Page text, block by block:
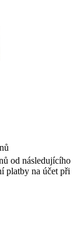
od následujícího
platby na účet při